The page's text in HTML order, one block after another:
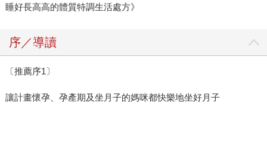
睡好長高高的體質特調生活處方》
序／導讀
〔推薦序1〕
讓計畫懷孕、孕產期及坐月子的媽咪都快樂地坐好月子